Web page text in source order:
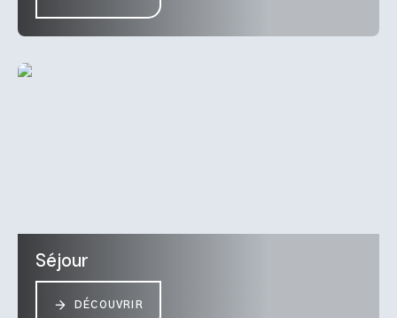
Séjour
DÉCOUVRIR